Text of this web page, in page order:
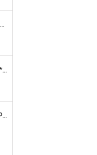
POCHOIR A4 EN PLASTIQUE MYLAR ALPHABET LETTRE TYPO CHARLEMAGNE 28 MM
POCHOIR PLASTIQUE 30*21CM : ALPHABET (03)
POCHOIR LETTRE A4 EN PLASTIQUE MYLAR ALPHABET STYLE STENCIL BOLD 30 MM